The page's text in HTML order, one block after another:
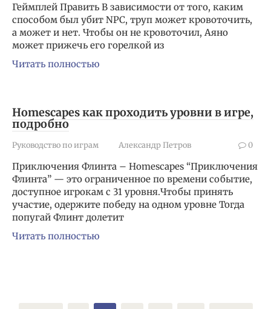
Геймплей Править В зависимости от того, каким
способом был убит NPC, труп может кровоточить,
а может и нет. Чтобы он не кровоточил, Аяно
может прижечь его горелкой из
Читать полностью
Homescapes как проходить уровни в игре,
подробно
Руководство по играм Александр Петров 0
Приключения Флинта – Homescapes “Приключения
Флинта” — это ограниченное по времени событие,
доступное игрокам с 31 уровня.Чтобы принять
участие, одержите победу на одном уровне Тогда
попугай Флинт долетит
Читать полностью